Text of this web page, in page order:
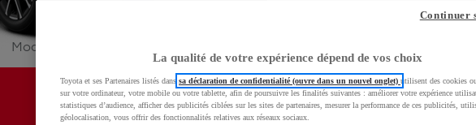
Quel modèle recherchez-vous ?
Modèle
Dans quelle
La qualité de votre expérience dépend de vos choix
Toyota et ses Partenaires listés dans sa déclaration de confidentialité (ouvre dans un nouvel onglet) utilisent des cookies
sur votre ordinateur, votre mobile ou votre tablette, afin de poursuivre les finalités suivantes : améliorer votre expérience
statistiques d’audience, afficher des publicités ciblées sur les sites de partenaires, mesurer la performance de ces publicités,
géolocalisation, vous offrir des fonctionnalités relatives aux réseaux sociaux.
Continuer